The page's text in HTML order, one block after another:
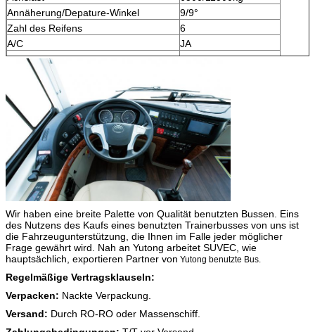
Annäherung/Depature-Winkel
9/9°
Zahl des Reifens
6
A/C
JA
Airbag
Ausgerüstet
Wir haben eine breite Palette von Qualität benutzten Bussen. Eins
des Nutzens des Kaufs eines benutzten Trainerbusses von uns ist
die Fahrzeugunterstützung, die Ihnen im Falle jeder möglicher
Frage gewährt wird. Nah an Yutong arbeitet SUVEC, wie
hauptsächlich, exportieren Partner von Yutong benutzte Bus.
Regelmäßige Vertragsklauseln:
Verpacken: Nackte Verpackung.
Versand: Durch RO-RO oder Massenschiff.